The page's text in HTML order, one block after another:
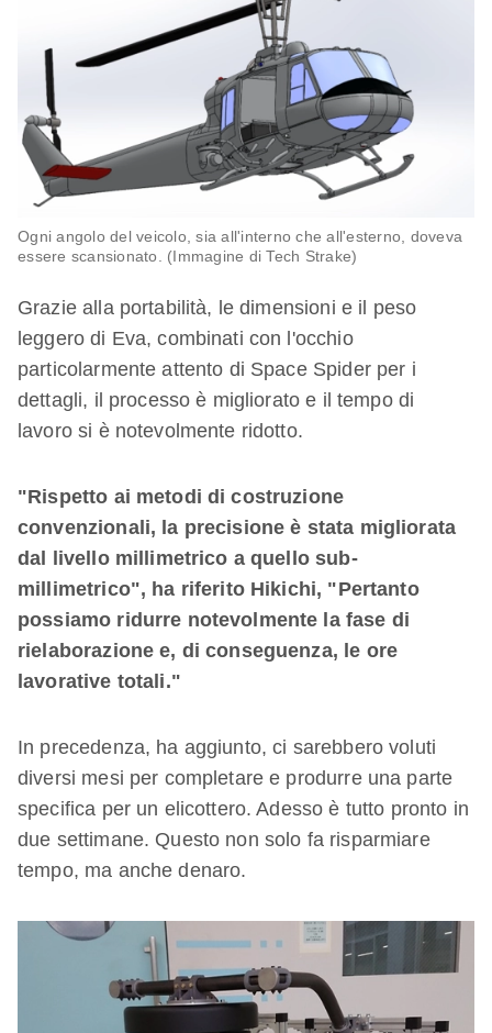
Ogni angolo del veicolo, sia all'interno che all'esterno, doveva
essere scansionato. (Immagine di Tech Strake)
Grazie alla portabilità, le dimensioni e il peso
leggero di Eva, combinati con l'occhio
particolarmente attento di Space Spider per i
dettagli, il processo è migliorato e il tempo di
lavoro si è notevolmente ridotto.
"Rispetto ai metodi di costruzione
convenzionali, la precisione è stata migliorata
dal livello millimetrico a quello sub-
millimetrico", ha riferito Hikichi, "Pertanto
possiamo ridurre notevolmente la fase di
rielaborazione e, di conseguenza, le ore
lavorative totali."
In precedenza, ha aggiunto, ci sarebbero voluti
diversi mesi per completare e produrre una parte
specifica per un elicottero. Adesso è tutto pronto in
due settimane. Questo non solo fa risparmiare
tempo, ma anche denaro.